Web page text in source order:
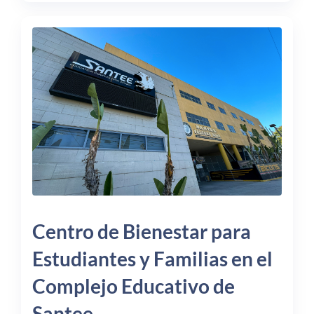
Centro de Bienestar para
Estudiantes y Familias en el
Complejo Educativo de